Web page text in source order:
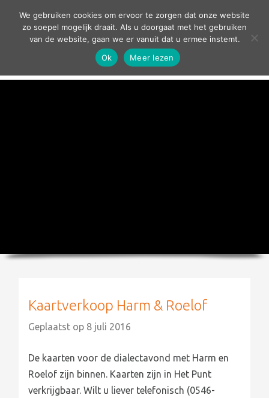
contact
Kaartverkoop Harm & Roelof
Geplaatst op 8 juli 2016
De kaarten voor de dialectavond met Harm en
Roelof zijn binnen. Kaarten zijn in Het Punt
verkrijgbaar. Wilt u liever telefonisch (0546-
We gebruiken cookies om ervoor te zorgen dat onze website
zo soepel mogelijk draait. Als u doorgaat met het gebruiken
van de website, gaan we er vanuit dat u ermee instemt.
Ok
Meer lezen